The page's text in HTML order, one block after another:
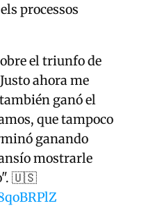
processos
el triunfo de
ahora me
ganó el
que tampoco
ganando
mostrarle
🇺🇸